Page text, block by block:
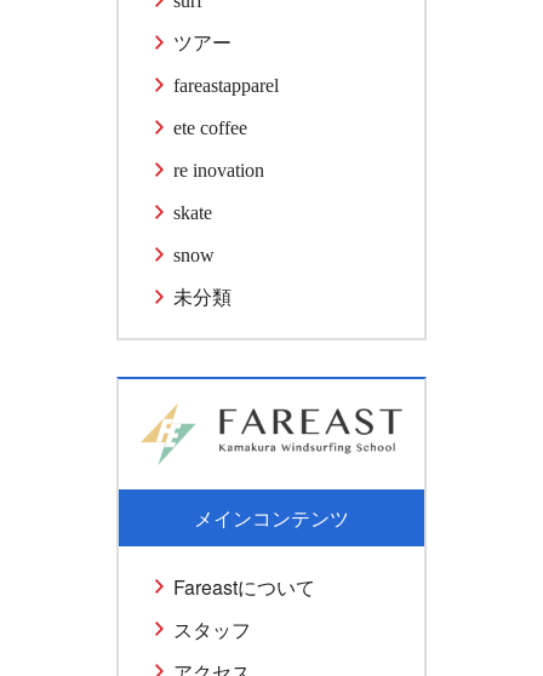
ツアー
fareastapparel
ete coffee
re inovation
skate
snow
未分類
メインコンテンツ
Fareastについて
スタッフ